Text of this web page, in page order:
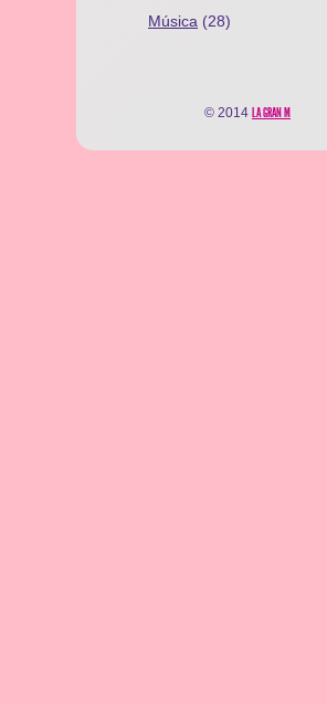
Música (28)
© 2014 LA GRAN M